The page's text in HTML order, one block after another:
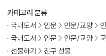
카테고리 분류
국내도서
인문 인문/교양
국내도서
인문 인문/교양
선물하기
친구 선물